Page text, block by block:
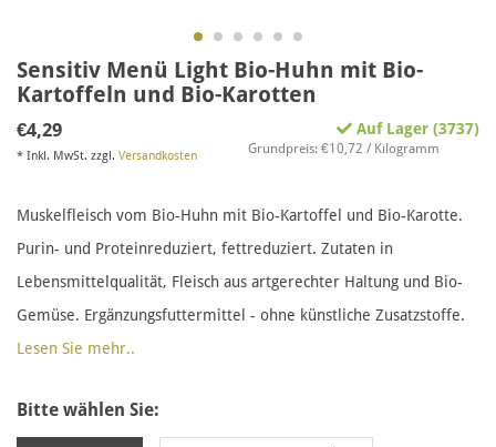
Sensitiv Menü Light Bio-Huhn mit Bio-
Kartoffeln und Bio-Karotten
€4,29
* Inkl. MwSt. zzgl. Versandkosten
Auf Lager (3737)
Grundpreis: €10,72 / Kilogramm
Muskelfleisch vom Bio-Huhn mit Bio-Kartoffel und Bio-Karotte.
Purin- und Proteinreduziert, fettreduziert. Zutaten in
Lebensmittelqualität, Fleisch aus artgerechter Haltung und Bio-
Gemüse. Ergänzungsfuttermittel - ohne künstliche Zusatzstoffe.
Lesen Sie mehr..
Bitte wählen Sie: